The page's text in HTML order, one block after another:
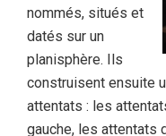
nommés, situés et
datés sur un
planisphère. Ils
construisent ensuite
attentats : les
gauche, les attentats